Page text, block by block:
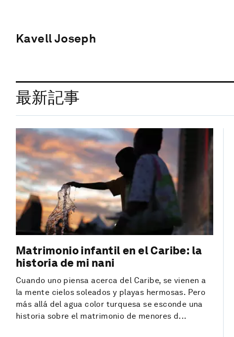
Kavell Joseph
最新記事
Matrimonio infantil en el Caribe: la
historia de mi nani
Cuando uno piensa acerca del Caribe, se vienen a
la mente cielos soleados y playas hermosas. Pero
más allá del agua color turquesa se esconde una
historia sobre el matrimonio de menores d...